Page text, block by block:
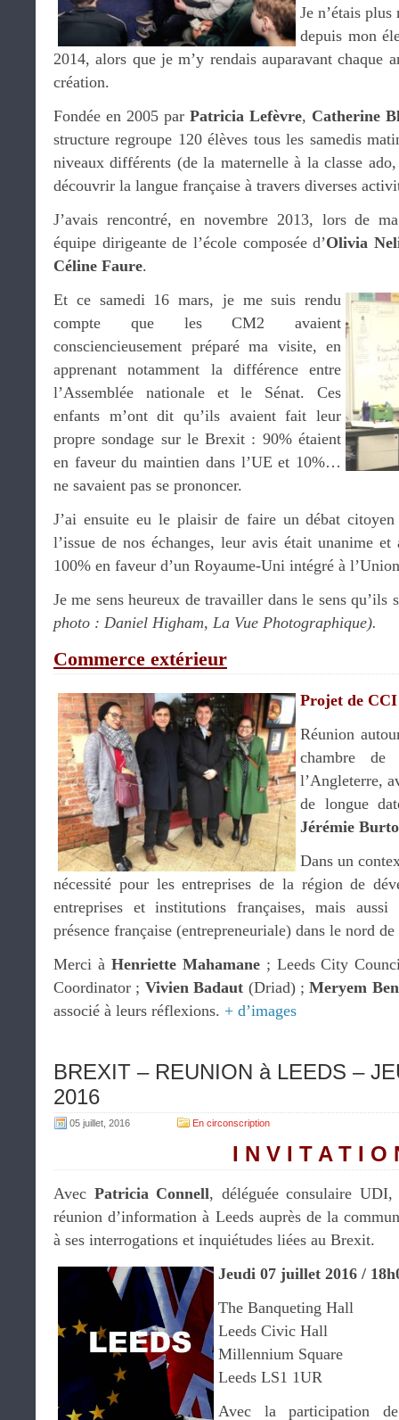
Je n’étais
depuis mon
2014, alors que je m’y rendais auparavant chaque
création.
Fondée en 2005 par Patricia Lefèvre, Catherine
structure regroupe 120 élèves tous les samedis
niveaux différents (de la maternelle à la classe
découvrir la langue française à travers diverses
J’avais rencontré, en novembre 2013, lors de
équipe dirigeante de l’école composée d’Olivia
Céline Faure.
Et ce samedi 16 mars, je me suis rendu
compte que les CM2 avaient
consciencieusement préparé ma visite, en
apprenant notamment la différence entre
l’Assemblée nationale et le Sénat. Ces
enfants m’ont dit qu’ils avaient fait leur
propre sondage sur le Brexit : 90% étaient
en faveur du maintien dans l’UE et 10%…
ne savaient pas se prononcer.
J’ai ensuite eu le plaisir de faire un débat
l’issue de nos échanges, leur avis était unanime
100% en faveur d’un Royaume-Uni intégré à
Je me sens heureux de travailler dans le sens qu’ils
photo : Daniel Higham, La Vue Photographique).
Commerce extérieur
Projet de CCI
Réunion
chambre de
l’Angleterre,
de longue
Jérémie
Dans un
nécessité pour les entreprises de la région de
entreprises et institutions françaises, mais
présence française (entrepreneuriale) dans le nord
Merci à Henriette Mahamane; Leeds City
Coordinator ; Vivien Badaut (Driad) ;Meryem
associé à leurs réflexions. + d’images
BREXIT – REUNION à LEEDS –
2016
05 juillet, 2016 En circonscription
I N V I T A T I O
Avec Patricia Connell, déléguée consulaire UDI,
réunion d’information à Leeds auprès de la
à ses interrogations et inquiétudes liées au Brexit.
Jeudi 07 juillet 2016 /
The Banqueting Hall
Leeds Civic Hall
Millennium Square
Leeds LS1 1UR
Avec la participation